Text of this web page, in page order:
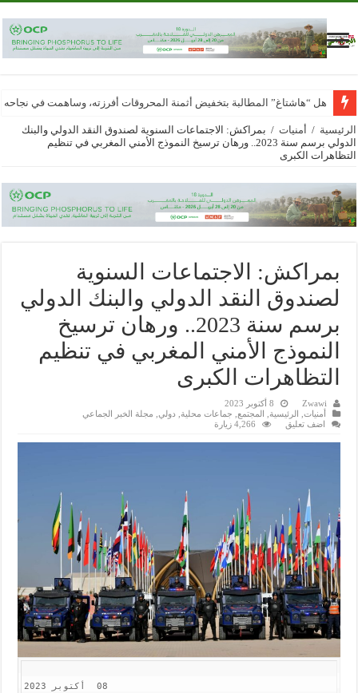
هل “هاشتاغ” المطالبة بتخفيض أثمنة المحروقات أفرزته، وساهمت في
الرئيسية / أمنيات / بمراكش: الاجتماعات السنوية لصندوق النقد الدولي والبنك
الدولي برسم سنة 2023.. ورهان ترسيخ النموذج الأمني المغربي في تنظيم
التظاهرات الكبرى
بمراكش: الاجتماعات السنوية
لصندوق النقد الدولي والبنك الدولي
برسم سنة 2023.. ورهان ترسيخ
النموذج الأمني المغربي في تنظيم
التظاهرات الكبرى
Zwawi
8 أكتوبر 2023
أمنيات الرئيسية المجتمع جماعات محلية دولي
مجلة الخبر الجماعي
اضف تعليق
4,266 زيارة
08  أكتوبر 2023